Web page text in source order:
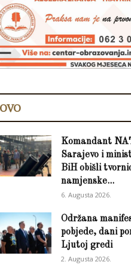
Komandant
Sarajevo i
BiH obišli
namjenske...
6. Augusta 2026.
Održana
pobjede, dani
Ljutoj gredi
2. Augusta 2026.